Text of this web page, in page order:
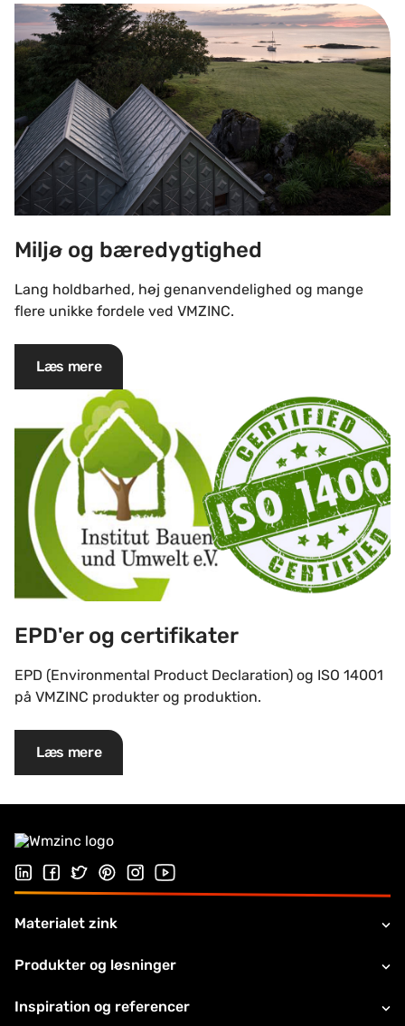
Miljø og bæredygtighed
Miljø og bæredygtighed
Lang holdbarhed, høj genanvendelighed og mange
flere unikke fordele ved VMZINC.
Læs mere
EPD'er og certifikater
EPD'er og certifikater
EPD (Environmental Product Declaration) og ISO 14001
på VMZINC produkter og produktion.
Læs mere
Følg os på Linkedin
Følg os på Facebook
Follow us on Twitter
Follow us on Pinterest
Følg os på Instragram
Visit our Youtube channel
Materialet zink
Produkter og løsninger
Inspiration og referencer